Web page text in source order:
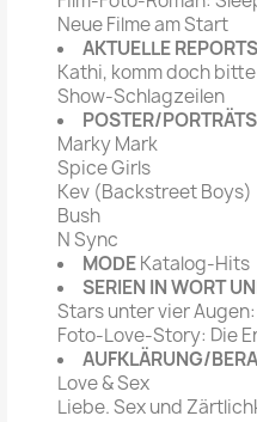
Magazin
Frankfurter Illustrierte
Neue Filme am Start
AKTUELLE REPORTS
Kathi, komm doch
Show-Schlagzeilen
POSTER/PORTRÄTS
Marky Mark
Spice Girls
Kev (Backstreet Boys)
Bush
N Sync
MODEKatalog-Hits
SERIEN IN WORT
Stars unter vier
Foto-Love-Story: Die
AUFKLÄRUNG/
Love & Sex
Liebe. Sex und